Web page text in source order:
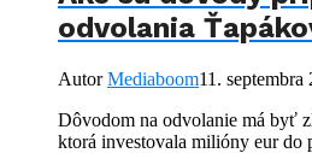
odvolania
AutorMediaboom11. septembra
Dôvodom na odvolanie má byť
ktorá investovala milióny eur do